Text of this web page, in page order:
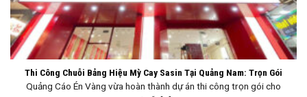
Thi Công Chuỗi Bảng Hiệu Mỳ Cay Sasin Tại Quảng Nam: Trọn Gói
Quảng Cáo Én Vàng vừa hoàn thành dự án thi công trọn gói cho